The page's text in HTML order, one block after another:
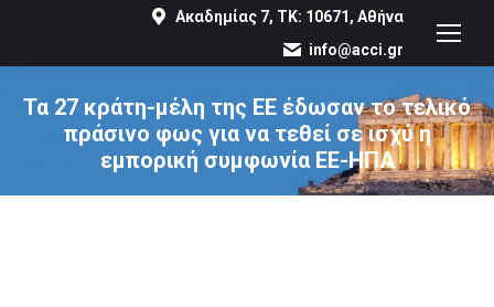
Ακαδημίας 7, ΤΚ: 10671, Αθήνα
info@acci.gr
Τα 27 κράτη-μέλη της ΕΕ έδωσαν το τελικό
πράσινο φως για να τεθεί σε ισχύ η
εμπορική συμφωνία ΕΕ-ΗΠΑ
You are here: